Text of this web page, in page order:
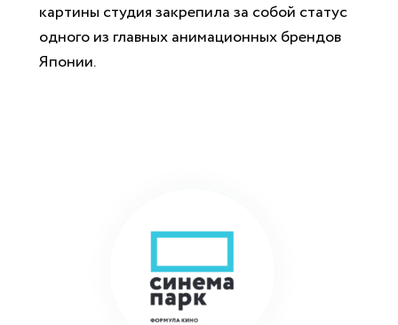
картины студия закрепила за собой статус
одного из главных анимационных брендов
Японии.